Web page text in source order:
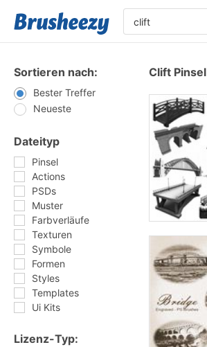
Sortieren nach:
Bester Treffer
Neueste
Dateityp
Pinsel
Actions
PSDs
Muster
Farbverläufe
Texturen
Symbole
Formen
Styles
Templates
Ui Kits
Lizenz-Typ:
Clift Pinsel